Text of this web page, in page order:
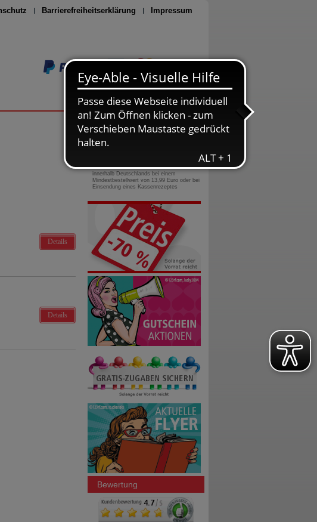
Barrierefreiheitserklärung Impressum
Seite drucken
Details
Details
0800-10 11 422
gebührenfreie Rufnummer
innerhalb Deutschlands bei einem
Mindestbestellwert von 13,99 Euro oder bei
Einsendung eines Kassenrezeptes
Bewertung